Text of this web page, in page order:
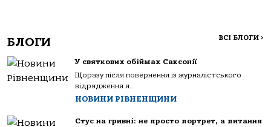
БЛОГИ ВСІ БЛОГИ >
У святкових обіймах Саксонії
Щоразу після повернення із журналістського
відрядження я...
НОВИНИ РІВНЕНЩИНИ
Стус на гривні: не просто портрет, а питання